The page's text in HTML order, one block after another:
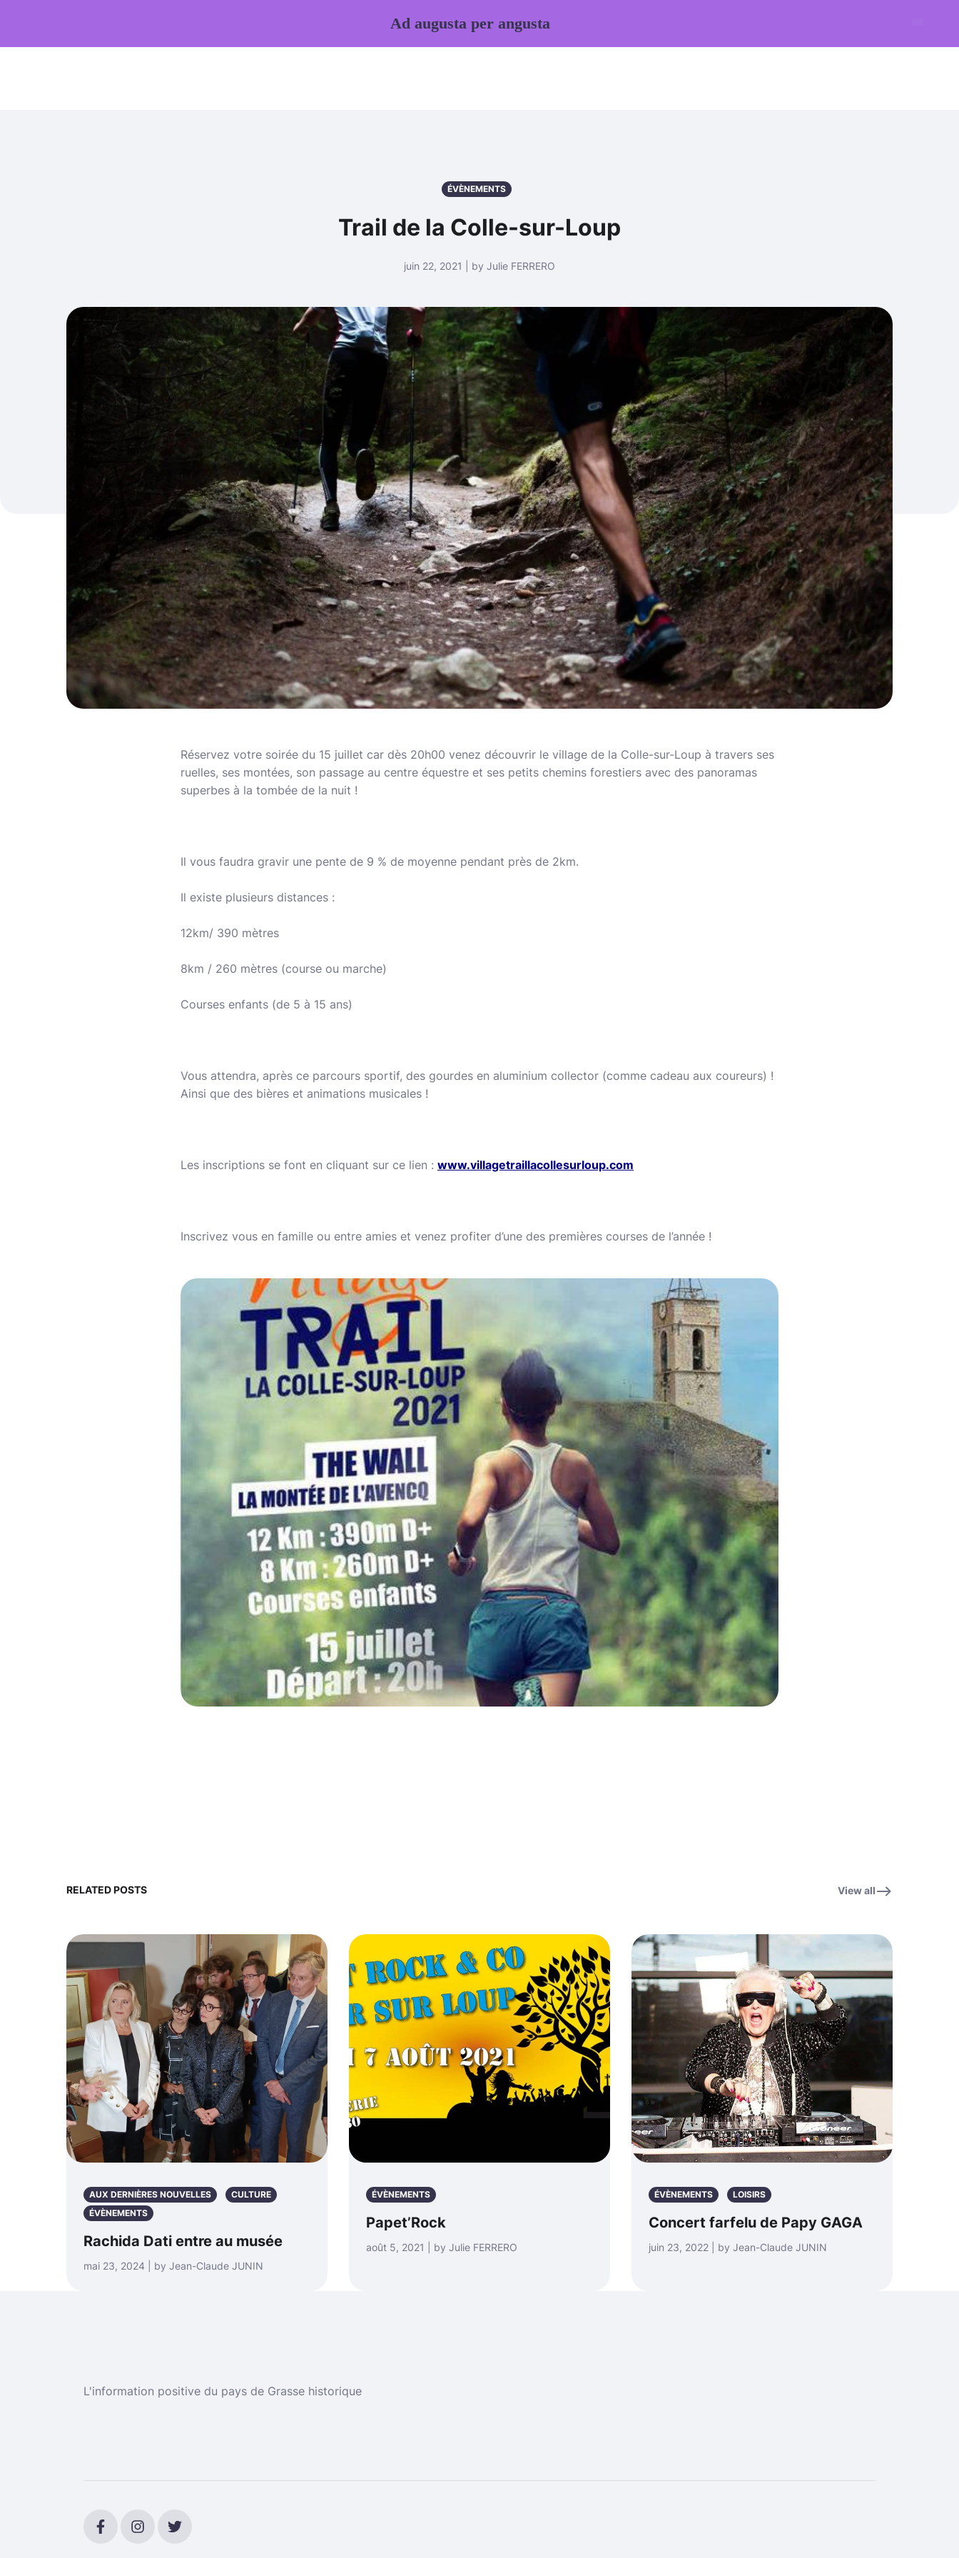
ÉVÈNEMENTS
Trail de la Colle-sur-Loup
juin 22, 2021 | by Julie FERRERO
Réservez votre soirée du 15 juillet car dès 20h00 venez découvrir le village de la Colle-sur-Loup à travers ses
ruelles, ses montées, son passage au centre équestre et ses petits chemins forestiers avec des panoramas
superbes à la tombée de la nuit !
Il vous faudra gravir une pente de 9 % de moyenne pendant près de 2km.
Il existe plusieurs distances :
12km/ 390 mètres
8km / 260 mètres (course ou marche)
Courses enfants (de 5 à 15 ans)
Vous attendra, après ce parcours sportif, des gourdes en aluminium collector (comme cadeau aux coureurs) !
Ainsi que des bières et animations musicales !
Les inscriptions se font en cliquant sur ce lien : www.villagetraillacollesurloup.com
Inscrivez vous en famille ou entre amies et venez profiter d’une des premières courses de l’année !
RELATED POSTS View all
AUX DERNIÈRES NOUVELLES
CULTURE
ÉVÈNEMENTS
Rachida Dati entre au musée
mai 23, 2024 | by Jean-Claude JUNIN
ÉVÈNEMENTS
Papet’Rock
août 5, 2021 | by Julie FERRERO
ÉVÈNEMENTS LOISIRS
Concert farfelu de Papy GAGA
juin 23, 2022 | by Jean-Claude JUNIN
L'information positive du pays de Grasse historique
Ad augusta per angusta